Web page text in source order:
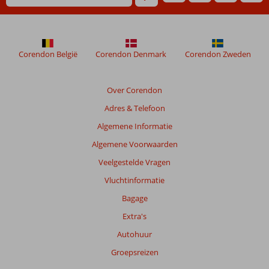
niet
weergegeven
om
Over Corendon
Adres & Telefoon
Algemene Informatie
Algemene Voorwaarden
Veelgestelde Vragen
Vluchtinformatie
Bagage
Extra's
Autohuur
Groepsreizen
Corendon België Corendon Denmark Corendon Zweden